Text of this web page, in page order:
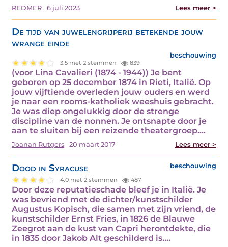
REDMER 6 juli 2023 Lees meer >
De tijd van juwelengrijperij betekende jouw
wrange einde
beschouwing
3.5 met 2 stemmen 839
(voor Lina Cavalieri (1874 - 1944)) Je bent
geboren op 25 december 1874 in Rieti, Italië. Op
jouw vijftiende overleden jouw ouders en werd
je naar een rooms-katholiek weeshuis gebracht.
Je was diep ongelukkig door de strenge
discipline van de nonnen. Je ontsnapte door je
aan te sluiten bij een reizende theatergroep.…
Joanan Rutgers 20 maart 2017 Lees meer >
Dood in Syracuse beschouwing
4.0 met 2 stemmen 487
Door deze reputatieschade bleef je in Italië. Je
was bevriend met de dichter/kunstschilder
Augustus Kopisch, die samen met zijn vriend, de
kunstschilder Ernst Fries, in 1826 de Blauwe
Zeegrot aan de kust van Capri herontdekte, die
in 1835 door Jakob Alt geschilderd is.…